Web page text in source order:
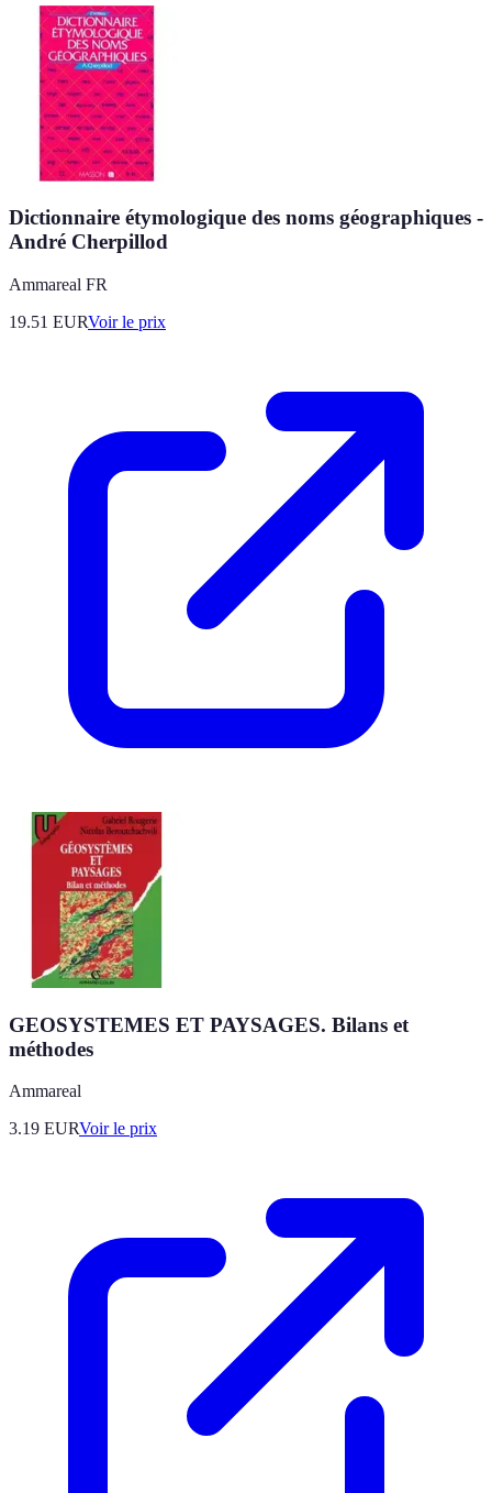
Dictionnaire étymologique des noms géographiques -
André Cherpillod
Ammareal FR
19.51 EURVoir le prix
GEOSYSTEMES ET PAYSAGES. Bilans et
méthodes
Ammareal
3.19 EURVoir le prix